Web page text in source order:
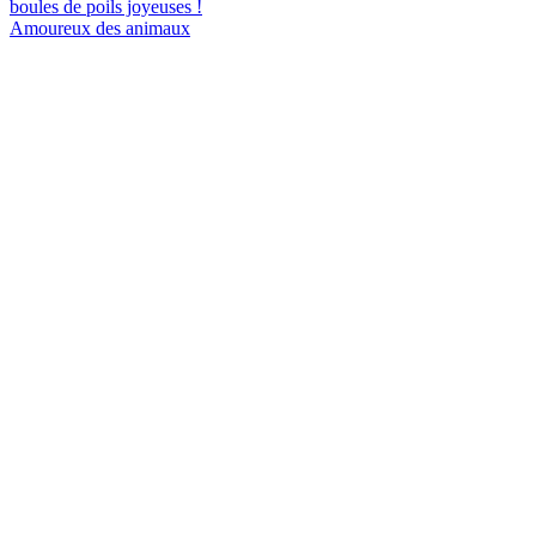
boules de poils joyeuses !
Amoureux des animaux